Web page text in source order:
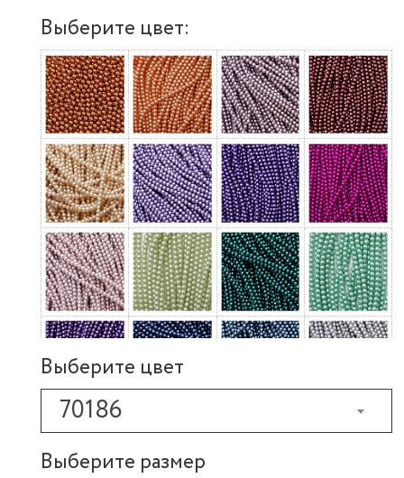
Выберите цвет:
Выберите цвет
70186
Выберите размер